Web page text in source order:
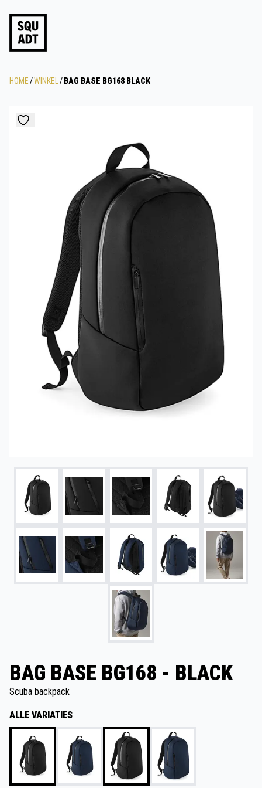
HOME/WINKEL / BAG BASE BG168 BLACK
BAG BASE BG168 - BLACK
Scuba backpack
ALLE VARIATIES